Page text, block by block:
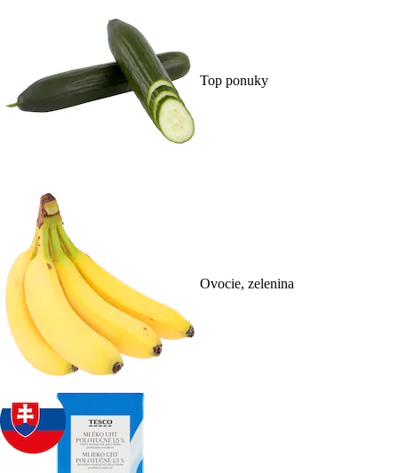
Top ponuky
Ovocie, zelenina